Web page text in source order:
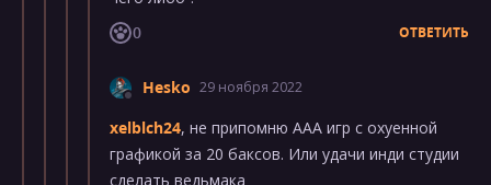
0
ОТВЕТИТЬ
Hesko 29 ноября 2022
xelblch24, не припомню ААА игр с охуенной
графикой за 20 баксов. Или удачи инди студии
сделать ведьмака